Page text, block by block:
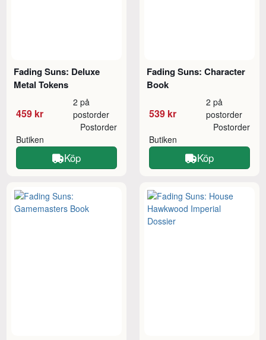
Fading Suns: Deluxe
Metal Tokens
459 kr
2 på
postorder
Butiken
Postorder
Köp
Fading Suns: Character
Book
539 kr
2 på
postorder
Butiken
Postorder
Köp